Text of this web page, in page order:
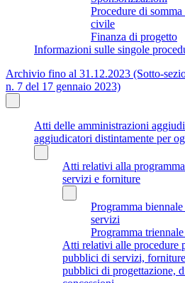
Procedure di
civile
Finanza di progetto
Informazioni sulle singole
Archivio fino al 31.12.2023 (Sotto-
n. 7 del 17 gennaio 2023)
Atti delle amministrazioni
aggiudicatori distintamente per
Atti relativi alla
servizi e forniture
Programma
servizi
Programma
Atti relativi alle procedure
pubblici di servizi,
pubblici di progettazione,